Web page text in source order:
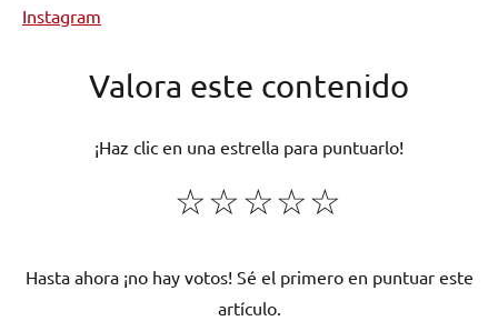
Instagram
Valora este contenido
¡Haz clic en una estrella para puntuarlo!
☆
☆
☆
☆
☆
Hasta ahora ¡no hay votos! Sé el primero en puntuar este
artículo.